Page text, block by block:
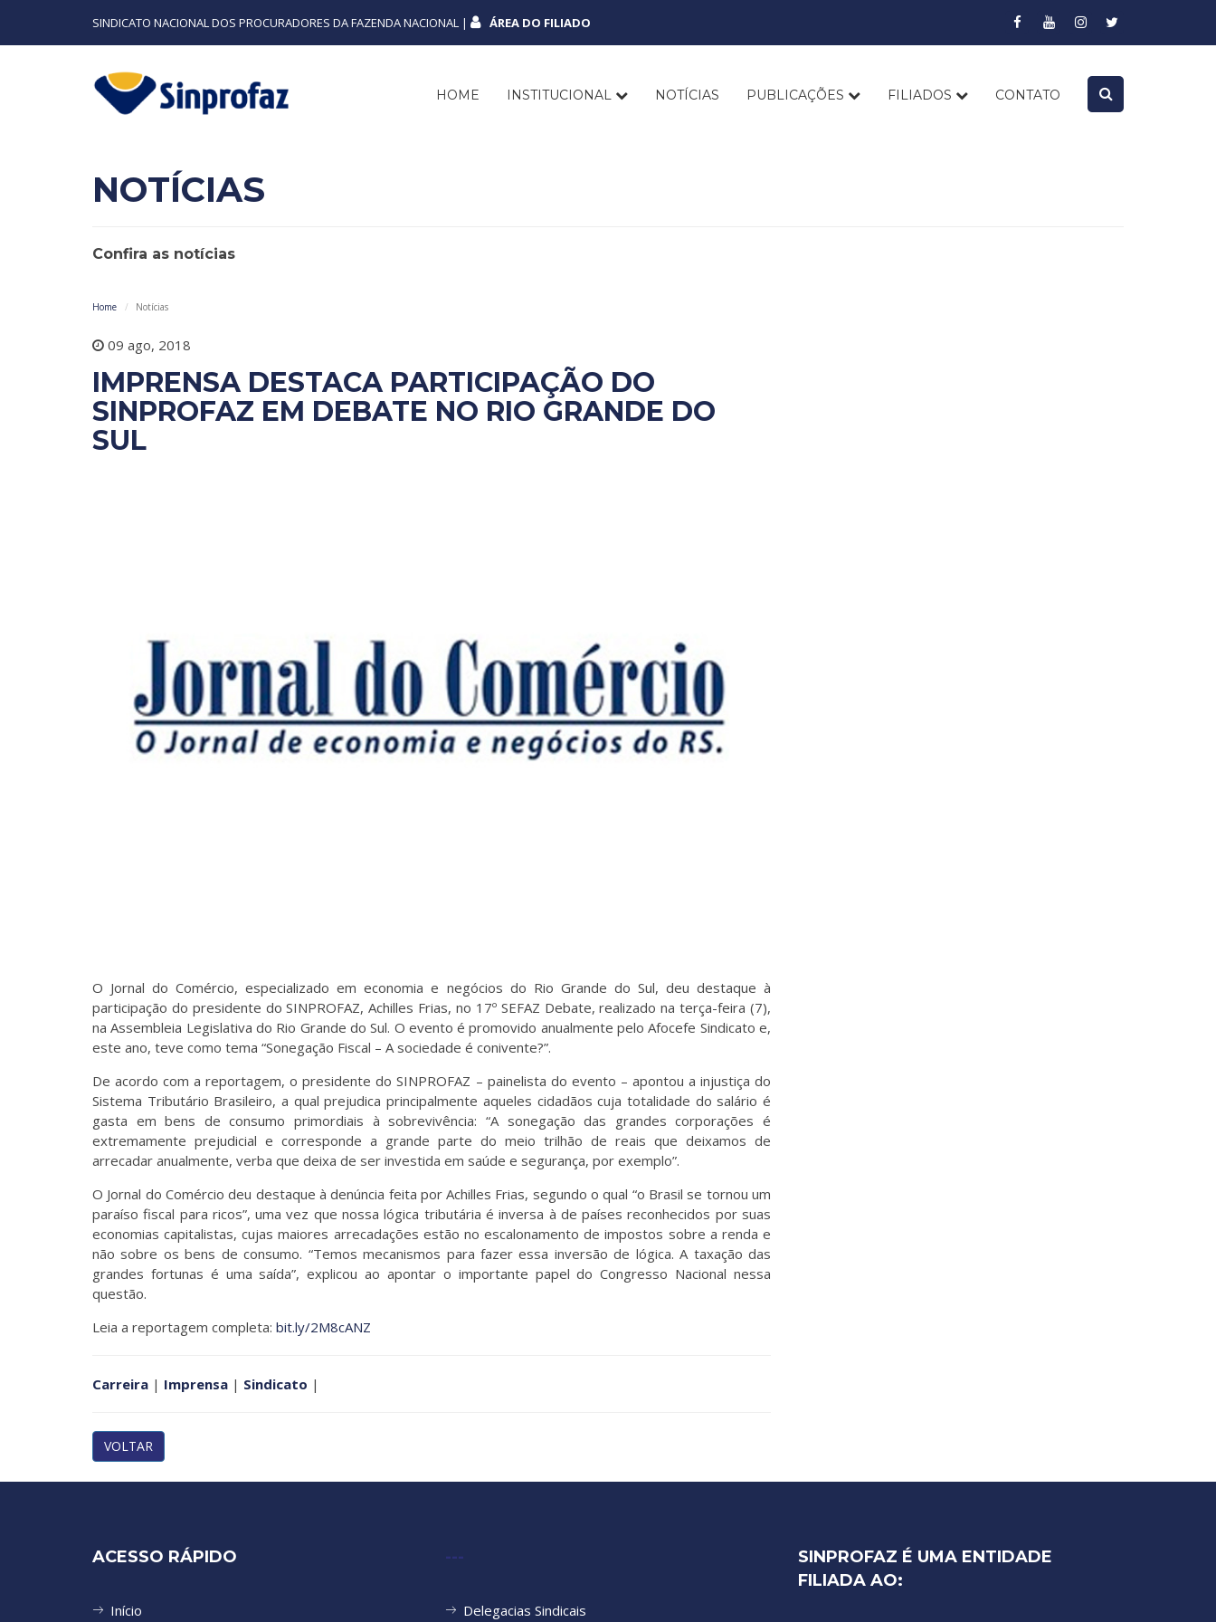
SINDICATO NACIONAL DOS PROCURADORES DA FAZENDA NACIONAL | ÁREA DO FILIADO
HOME INSTITUCIONAL NOTÍCIAS PUBLICAÇÕES FILIADOS CONTATO
NOTÍCIAS
Confira as notícias
Home Notícias
09 ago, 2018
IMPRENSA DESTACA PARTICIPAÇÃO DO
SINPROFAZ EM DEBATE NO RIO GRANDE DO
SUL
O Jornal do Comércio, especializado em economia e negócios do Rio Grande do Sul, deu destaque à
participação do presidente do SINPROFAZ, Achilles Frias, no 17º SEFAZ Debate, realizado na terça-feira (7),
na Assembleia Legislativa do Rio Grande do Sul. O evento é promovido anualmente pelo Afocefe Sindicato e,
este ano, teve como tema “Sonegação Fiscal – A sociedade é conivente?”.
De acordo com a reportagem, o presidente do SINPROFAZ – painelista do evento – apontou a injustiça do
Sistema Tributário Brasileiro, a qual prejudica principalmente aqueles cidadãos cuja totalidade do salário é
gasta em bens de consumo primordiais à sobrevivência: “A sonegação das grandes corporações é
extremamente prejudicial e corresponde a grande parte do meio trilhão de reais que deixamos de
arrecadar anualmente, verba que deixa de ser investida em saúde e segurança, por exemplo”.
O Jornal do Comércio deu destaque à denúncia feita por Achilles Frias, segundo o qual “o Brasil se tornou um
paraíso fiscal para ricos”, uma vez que nossa lógica tributária é inversa à de países reconhecidos por suas
economias capitalistas, cujas maiores arrecadações estão no escalonamento de impostos sobre a renda e
não sobre os bens de consumo. “Temos mecanismos para fazer essa inversão de lógica. A taxação das
grandes fortunas é uma saída”, explicou ao apontar o importante papel do Congresso Nacional nessa
questão.
Leia a reportagem completa: bit.ly/2M8cANZ
Carreira | Imprensa | Sindicato |
VOLTAR
ACESSO RÁPIDO
Início
---
Delegacias Sindicais
SINPROFAZ É UMA ENTIDADE
FILIADA AO: